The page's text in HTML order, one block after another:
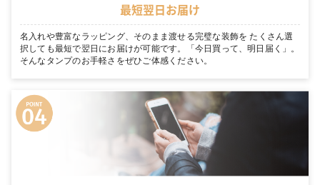
最短翌日お届け
名入れや豊富なラッピング、そのまま渡せる完璧な装飾を たくさん選
択しても最短で翌日にお届けが可能です。「今日買って、明日届く」。
そんなタンプのお手軽さをぜひご体感ください。